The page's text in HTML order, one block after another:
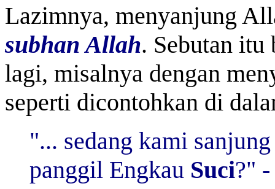
Lazimnya, menyanjung
subhan Allah. Sebutan itu
lagi, misalnya dengan
seperti dicontohkan di
"... sedang kami
panggil Engkau Suci?"